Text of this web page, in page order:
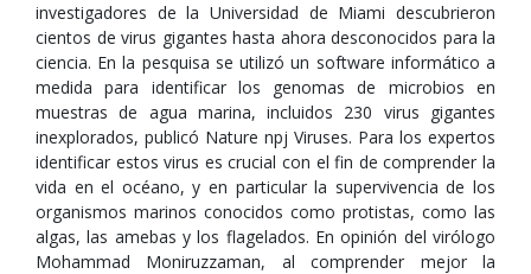
investigadores de la Universidad de Miami descubrieron
cientos de virus gigantes hasta ahora desconocidos para la
ciencia. En la pesquisa se utilizó un software informático a
medida para identificar los genomas de microbios en
muestras de agua marina, incluidos 230 virus gigantes
inexplorados, publicó Nature npj Viruses. Para los expertos
identificar estos virus es crucial con el fin de comprender la
vida en el océano, y en particular la supervivencia de los
organismos marinos conocidos como protistas, como las
algas, las amebas y los flagelados. En opinión del virólogo
Mohammad Moniruzzaman, al comprender mejor la